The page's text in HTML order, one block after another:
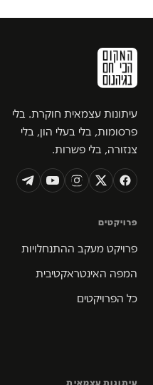
עיתונות עצמאית חוקרת. בלי
פרסומות, בלי בעלי הון, בלי
צנזורה, בלי פשרות.
פרויקטים
פרויקט מעקב ההתנחלויות
המפה האינטראקטיבית
כל הפרויקטים
עיתונות עצמאית